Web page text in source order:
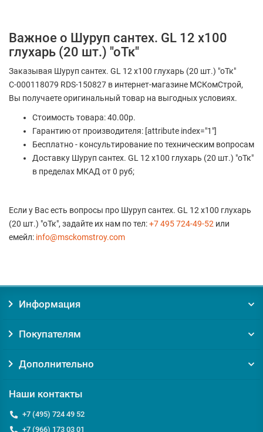
Важное о Шуруп сантех. GL 12 х100
глухарь (20 шт.) "оТк"
Заказывая Шуруп сантех. GL 12 х100 глухарь (20 шт.) "оТк"
С-000118079 RDS-150827 в интернет-магазине МСКомСтрой,
Вы получаете оригинальный товар на выгодных условиях.
Стоимость товара: 40.00р.
Гарантию от производителя: [attribute index="1"]
Бесплатно - консультирование по техническим вопросам
Доставку Шуруп сантех. GL 12 х100 глухарь (20 шт.) "оТк"
в пределах МКАД от 0 руб;
Если у Вас есть вопросы про Шуруп сантех. GL 12 х100 глухарь
(20 шт.) "оТк", задайте их нам по тел:+7 495 724-49-52 или
емейл: info@msckomstroy.com
Информация
Покупателям
Дополнительно
Наши контакты
+7 (495) 724 49 52
+7 (966) 173 03 01